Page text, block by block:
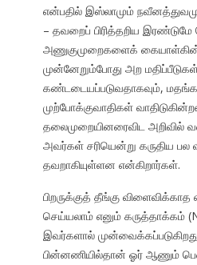
என்பதில் இஸ்லாமும்
– தவறைப் பிரித்தறிய
அணுகுமுறைகளைக்
முன்னேறும்போது அற மதிப்பீடுகள்
கண்டடையப்படுவதாகவும்,
முற்போக்குவாதிகள்
தலைமுறையினரைவிட அறிவில்
அவர்கள் சரியென்று கருதிய
தவறாகியுள்ளன என்கிறார்கள்.
பிறருக்குத் தீங்கு
செய்யலாம் எனும் கருத்தாக்கம்
இவர்களால்
பின்னணியில்தான் ஓர் ஆணும்